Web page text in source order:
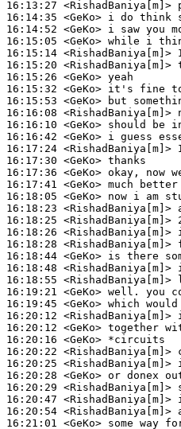
16:13:27 <RishadBaniya[m]>
16:14:35 <GeKo>
16:14:52 <GeKo>
16:15:05 <GeKo>
16:15:14 <RishadBaniya[m]>
16:15:20 <RishadBaniya[m]>
16:15:26 <GeKo>
16:15:32 <GeKo>
16:15:53 <GeKo>
16:16:08 <RishadBaniya[m]>
16:16:10 <GeKo>
16:16:42 <GeKo>
16:17:24 <RishadBaniya[m]>
16:17:30 <GeKo>
16:17:36 <GeKo>
16:17:41 <GeKo>
16:18:05 <GeKo>
16:18:23 <RishadBaniya[m]>
16:18:25 <RishadBaniya[m]>
16:18:26 <RishadBaniya[m]>
16:18:28 <RishadBaniya[m]>
16:18:44 <GeKo>
16:18:48 <RishadBaniya[m]>
16:18:55 <RishadBaniya[m]>
16:19:21 <GeKo>
16:19:45 <GeKo>
16:20:12 <RishadBaniya[m]>
16:20:12 <GeKo>
16:20:16 <GeKo>
16:20:22 <RishadBaniya[m]>
16:20:25 <RishadBaniya[m]>
16:20:28 <GeKo>
16:20:29 <RishadBaniya[m]>
16:20:47 <RishadBaniya[m]>
16:20:54 <RishadBaniya[m]>
16:21:01 <GeKo>